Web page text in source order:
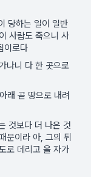
당하는 일이 일반
사람도 죽으니 사
이로다
나니 다 한 곳으로
래 곧 땅으로 내려
것보다 더 나은 것
문이라 아, 그의 뒤
로 데리고 올 자가